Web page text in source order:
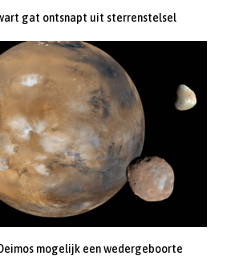
gat ontsnapt uit sterrenstelsel
mogelijk een wedergeboorte